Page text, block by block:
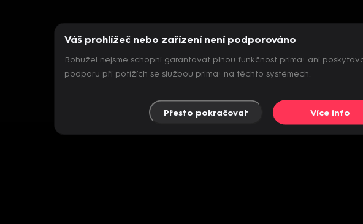
Váš prohlížeč nebo zařízení není podporováno
Bohužel nejsme schopni garantovat plnou funkčnost prima+ ani
podporu při potížích se službou prima+ na těchto systémech.
Přesto pokračovat Více info